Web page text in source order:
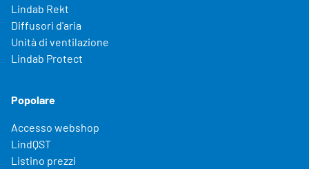
Lindab Rekt
Diffusori d'aria
Unità di ventilazione
Lindab Protect
Popolare
Accesso webshop
LindQST
Listino prezzi